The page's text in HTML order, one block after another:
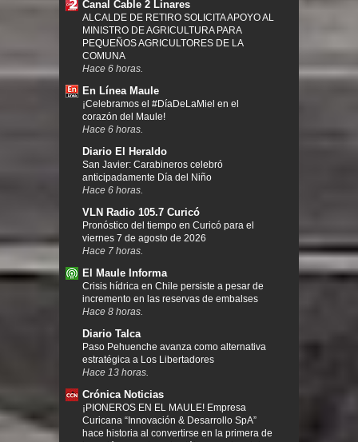
Canal Cable 2 Linares
ALCALDE DE RETIRO SOLICITA APOYO AL
MINISTRO DE AGRICULTURA PARA
PEQUEÑOS AGRICULTORES DE LA
COMUNA
Hace 6 horas.
En Línea Maule
¡Celebramos el #DíaDeLaMiel en el
corazón del Maule!
Hace 6 horas.
Diario El Heraldo
San Javier: Carabineros celebró
anticipadamente Día del Niño
Hace 6 horas.
VLN Radio 105.7 Curicó
Pronóstico del tiempo en Curicó para el
viernes 7 de agosto de 2026
Hace 7 horas.
El Maule Informa
Crisis hídrica en Chile persiste a pesar de
incremento en las reservas de embalses
Hace 8 horas.
Diario Talca
Paso Pehuenche avanza como alternativa
estratégica a Los Libertadores
Hace 13 horas.
Crónica Noticias
¡PIONEROS EN EL MAULE! Empresa
Curicana “Innovación & Desarrollo SpA”
hace historia al convertirse en la primera de